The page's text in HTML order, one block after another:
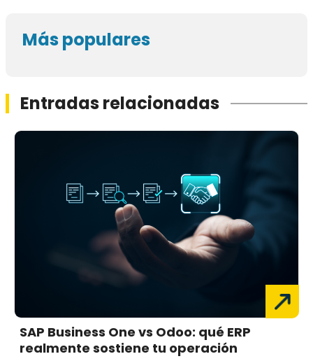
Más populares
Entradas relacionadas
SAP Business One vs Odoo: qué ERP
realmente sostiene tu operación